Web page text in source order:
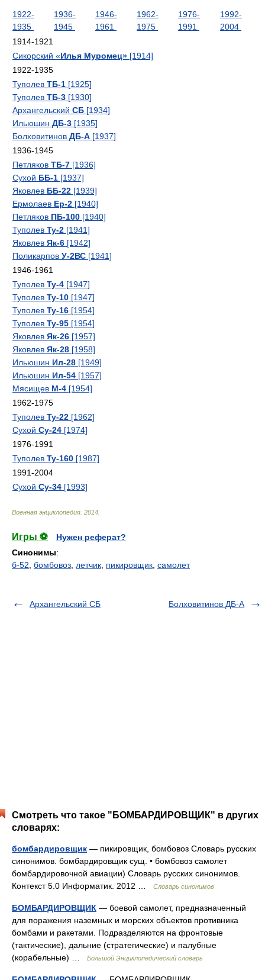
1922-
1935
1936-
1945
1946-
1961
1962-
1975
1976-
1991
1992-
2004
1914-1921
Сикорский «Илья Муромец» [1914]
1922-1935
Туполев ТБ-1 [1925]
Туполев ТБ-3 [1930]
Архангельский СБ [1934]
Ильюшин ДБ-3 [1935]
Болховитинов ДБ-А [1937]
1936-1945
Петляков ТБ-7 [1936]
Сухой ББ-1 [1937]
Яковлев ББ-22 [1939]
Ермолаев Ер-2 [1940]
Петляков ПБ-100 [1940]
Туполев Ту-2 [1941]
Яковлев Як-6 [1942]
Поликарпов У-2ВС [1941]
1946-1961
Туполев Ту-4 [1947]
Туполев Ту-10 [1947]
Туполев Ту-16 [1954]
Туполев Ту-95 [1954]
Яковлев Як-26 [1957]
Яковлев Як-28 [1958]
Ильюшин Ил-28 [1949]
Ильюшин Ил-54 [1957]
Мясищев М-4 [1954]
1962-1975
Туполев Ту-22 [1962]
Сухой Су-24 [1974]
1976-1991
Туполев Ту-160 [1987]
1991-2004
Сухой Су-34 [1993]
Военная энциклопедия 2014
Игры ⚽
Нужен реферат?
Синонимы:
б-52 бомбовоз летчик пикировщик самолет
Архангельский СБ Болховитинов ДБ-А
Смотреть что такое "БОМБАРДИРОВЩИК" в других
словарях:
бомбардировщик — пикировщик, бомбовоз Словарь русских
синонимов. бомбардировщик сущ. • бомбовоз самолет
бомбардировочной авиации) Словарь русских синонимов.
Контекст 5.0 Информатик. 2012 …
Словарь синонимов
БОМБАРДИРОВЩИК — боевой самолет, предназначенный
для поражения наземных и морских объектов противника
бомбами и ракетами. Подразделяются на фронтовые
(тактические), дальние (стратегические) и палубные
(корабельные) …
Большой Энциклопедический словарь